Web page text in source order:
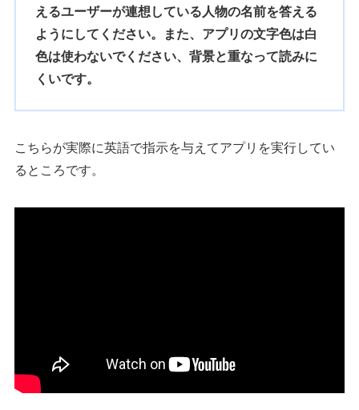
えるユーザーが連想している人物の名前を答える
ようにしてください。また、アプリの文字色は白
色は使わないでください、背景と重なって読みに
くいです。
こちらが実際に英語で指示を与えてアプリを実行してい
るところです。